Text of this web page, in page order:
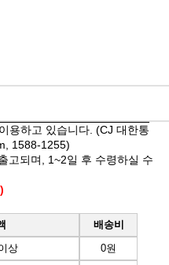
용하고 있습니다. (CJ 대한통
, 1588-1255)
고되며, 1~2일 후 수령하실 수
배송비
상
0원